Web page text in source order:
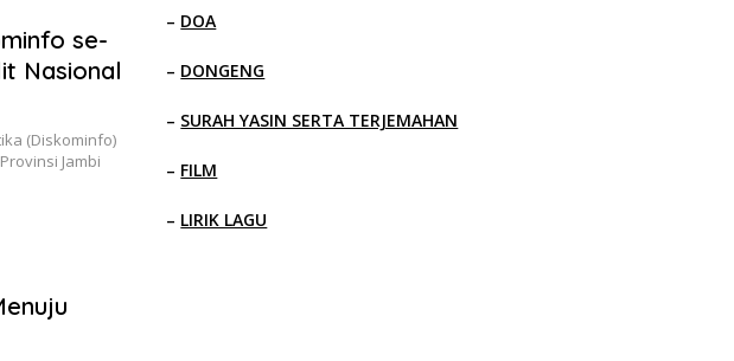
se-
Nasional
(Diskominfo)
Jambi
– DOA
– DONGENG
– SURAH YASIN SERTA TERJEMAHAN
– FILM
– LIRIK LAGU